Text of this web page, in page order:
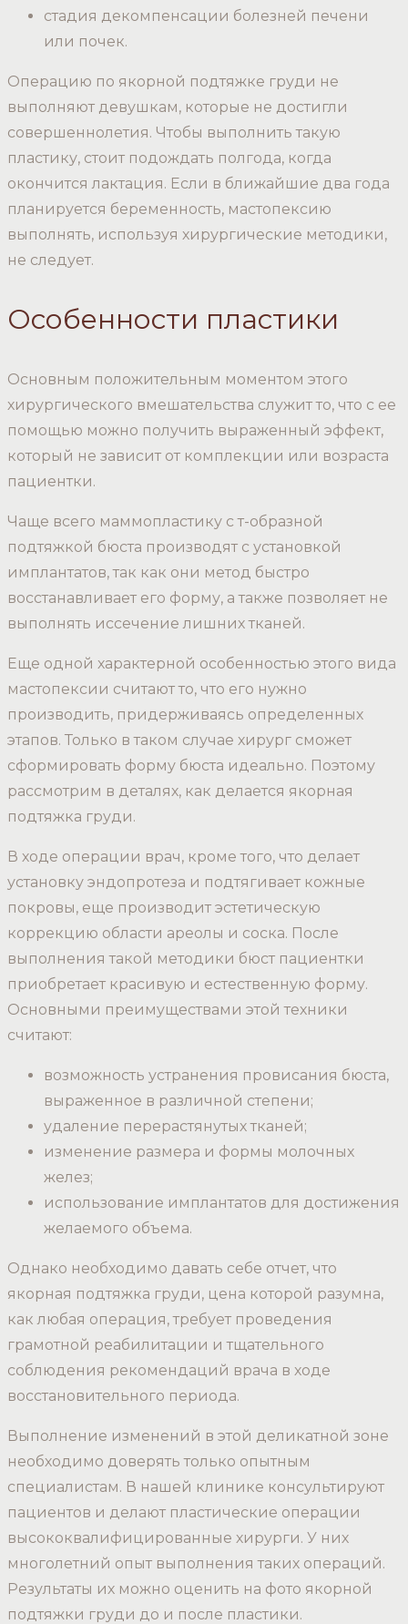
стадия декомпенсации болезней печени
или почек.
Операцию по якорной подтяжке груди не
выполняют девушкам, которые не достигли
совершеннолетия. Чтобы выполнить такую
пластику, стоит подождать полгода, когда
окончится лактация. Если в ближайшие два года
планируется беременность, мастопексию
выполнять, используя хирургические методики,
не следует.
Особенности пластики
Основным положительным моментом этого
хирургического вмешательства служит то, что с ее
помощью можно получить выраженный эффект,
который не зависит от комплекции или возраста
пациентки.
Чаще всего маммопластику с т-образной
подтяжкой бюста производят с установкой
имплантатов, так как они метод быстро
восстанавливает его форму, а также позволяет не
выполнять иссечение лишних тканей.
Еще одной характерной особенностью этого вида
мастопексии считают то, что его нужно
производить, придерживаясь определенных
этапов. Только в таком случае хирург сможет
сформировать форму бюста идеально. Поэтому
рассмотрим в деталях, как делается якорная
подтяжка груди.
В ходе операции врач, кроме того, что делает
установку эндопротеза и подтягивает кожные
покровы, еще производит эстетическую
коррекцию области ареолы и соска. После
выполнения такой методики бюст пациентки
приобретает красивую и естественную форму.
Основными преимуществами этой техники
считают:
возможность устранения провисания бюста,
выраженное в различной степени;
удаление перерастянутых тканей;
изменение размера и формы молочных
желез;
использование имплантатов для достижения
желаемого объема.
Однако необходимо давать себе отчет, что
якорная подтяжка груди, цена которой разумна,
как любая операция, требует проведения
грамотной реабилитации и тщательного
соблюдения рекомендаций врача в ходе
восстановительного периода.
Выполнение изменений в этой деликатной зоне
необходимо доверять только опытным
специалистам. В нашей клинике консультируют
пациентов и делают пластические операции
высококвалифицированные хирурги. У них
многолетний опыт выполнения таких операций.
Результаты их можно оценить на фото якорной
подтяжки груди до и после пластики.